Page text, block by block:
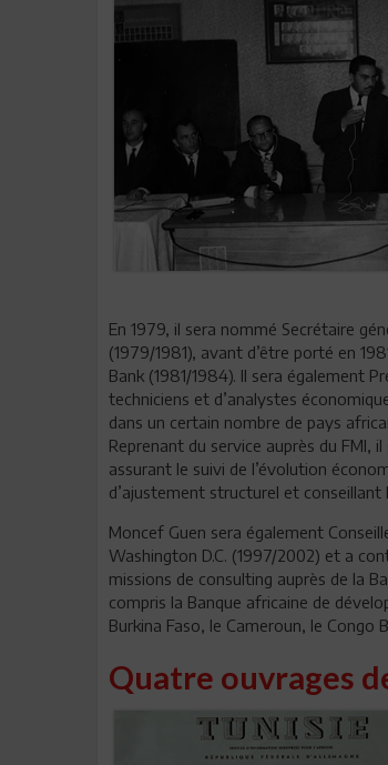
En 1979, il sera nommé Secrétaire
(1979/1981), avant d’être porté en
Bank (1981/1984). Il sera également
techniciens et d’analystes
dans un certain nombre de pays
Reprenant du service auprès du FMI,
assurant le suivi de l’évolution
d’ajustement structurel et
Moncef Guen sera également
Washington D.C. (1997/2002) et a
missions de consulting auprès de la
compris la Banque africaine de
Burkina Faso, le Cameroun, le Congo
Quatre ouvrages